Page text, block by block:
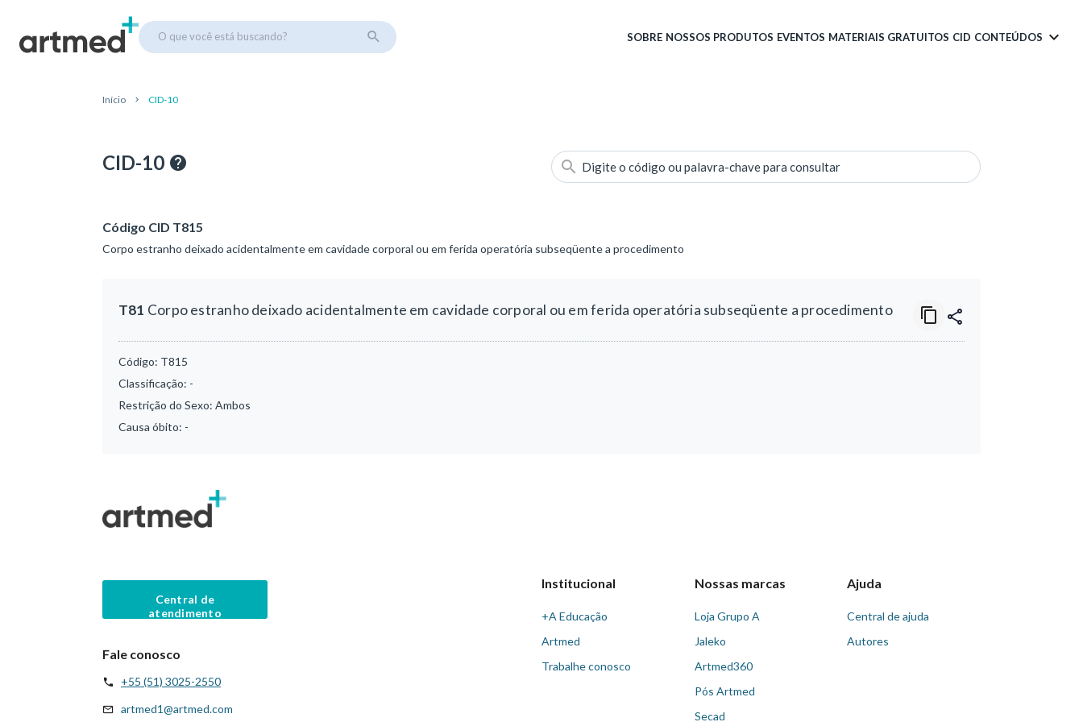
O que você está buscando? SOBRE NOSSOS PRODUTOS EVENTOS MATERIAIS GRATUITOS CID CONTEÚDOS
Início CID-10
CID-10 Digite o código ou palavra-chave para consultar
Código CID T815
Corpo estranho deixado acidentalmente em cavidade corporal ou em ferida operatória subseqüente a procedimento
T81 Corpo estranho deixado acidentalmente em cavidade corporal ou em ferida operatória subseqüente a procedimento
Código: T815
Classificação: -
Restrição do Sexo: Ambos
Causa óbito: -
Central de
atendimento
Fale conosco
+55 (51) 3025-2550
artmed1@artmed.com
Institucional
+A Educação
Artmed
Trabalhe conosco
Nossas marcas
Loja Grupo A
Jaleko
Artmed360
Pós Artmed
Secad
Ajuda
Central de ajuda
Autores